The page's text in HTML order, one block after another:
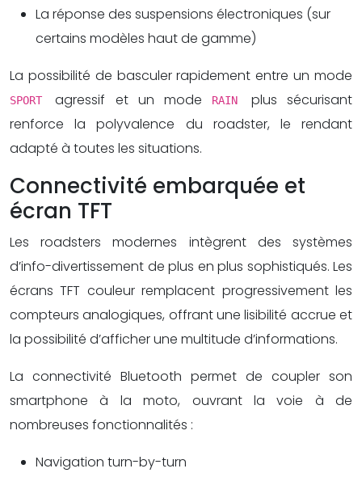
La réponse des suspensions électroniques (sur
certains modèles haut de gamme)
La possibilité de basculer rapidement entre un mode
SPORTagressif et un mode RAIN plus sécurisant
renforce la polyvalence du roadster, le rendant
adapté à toutes les situations.
Connectivité embarquée et
écran TFT
Les roadsters modernes intègrent des systèmes
d’info-divertissement de plus en plus sophistiqués. Les
écrans TFT couleur remplacent progressivement les
compteurs analogiques, offrant une lisibilité accrue et
la possibilité d’afficher une multitude d’informations.
La connectivité Bluetooth permet de coupler son
smartphone à la moto, ouvrant la voie à de
nombreuses fonctionnalités :
Navigation turn-by-turn